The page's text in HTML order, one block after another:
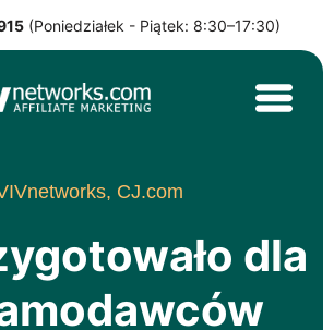
(Poniedziałek - Piątek: 8:30–17:30)
CJ.com
dla